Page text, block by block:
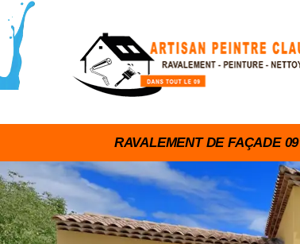
RAVALEMENT DE FAÇADE 09